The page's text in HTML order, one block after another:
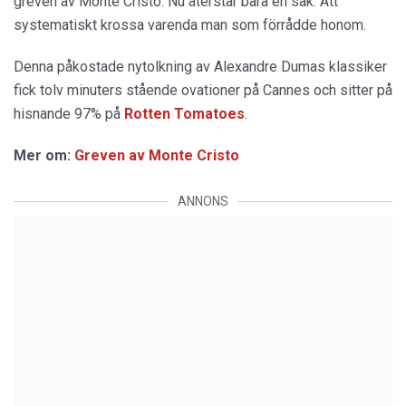
systematiskt krossa varenda man som förrådde honom.
Denna påkostade nytolkning av Alexandre Dumas klassiker
fick tolv minuters stående ovationer på Cannes och sitter på
hisnande 97% på Rotten Tomatoes.
Mer om: Greven av Monte Cristo
ANNONS